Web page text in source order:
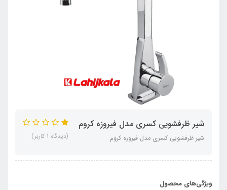
شیر ظرفشویی کسری مدل فیروزه کروم
شیر ظرفشویی کسری مدل فیروزه کروم (دیدگاه 1 کاربر)
ویژگی‌های محصول